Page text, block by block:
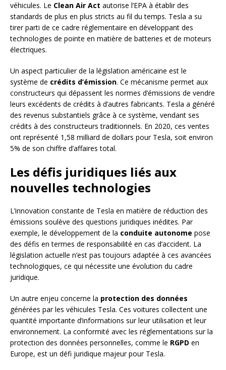
véhicules. Le Clean Air Act autorise l’EPA à établir des
standards de plus en plus stricts au fil du temps. Tesla a su
tirer parti de ce cadre réglementaire en développant des
technologies de pointe en matière de batteries et de moteurs
électriques.
Un aspect particulier de la législation américaine est le
système de crédits d’émission. Ce mécanisme permet aux
constructeurs qui dépassent les normes d’émissions de vendre
leurs excédents de crédits à d’autres fabricants. Tesla a généré
des revenus substantiels grâce à ce système, vendant ses
crédits à des constructeurs traditionnels. En 2020, ces ventes
ont représenté 1,58 milliard de dollars pour Tesla, soit environ
5% de son chiffre d’affaires total.
Les défis juridiques liés aux
nouvelles technologies
L’innovation constante de Tesla en matière de réduction des
émissions soulève des questions juridiques inédites. Par
exemple, le développement de la conduite autonome pose
des défis en termes de responsabilité en cas d’accident. La
législation actuelle n’est pas toujours adaptée à ces avancées
technologiques, ce qui nécessite une évolution du cadre
juridique.
Un autre enjeu concerne la protection des données
générées par les véhicules Tesla. Ces voitures collectent une
quantité importante d’informations sur leur utilisation et leur
environnement. La conformité avec les réglementations sur la
protection des données personnelles, comme le RGPD en
Europe, est un défi juridique majeur pour Tesla.